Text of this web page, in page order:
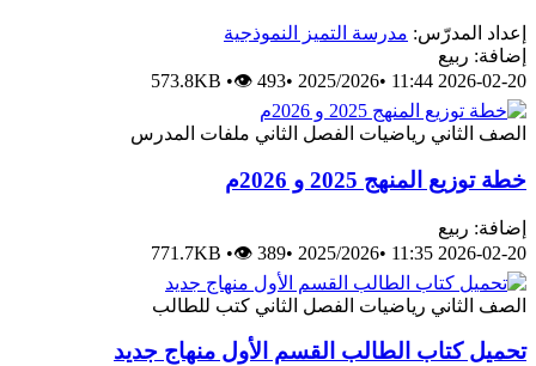
إعداد المدرّس: مدرسة التميز النموذجية
إضافة: ربيع
2026-02-20 11:44
•
2025/2026
•
573.8KB •👁 493
الصف الثاني رياضيات الفصل الثاني ملفات المدرس
خطة توزيع المنهج 2025 و 2026م
إضافة: ربيع
2026-02-20 11:35
•
2025/2026
•
771.7KB •👁 389
الصف الثاني رياضيات الفصل الثاني كتب للطالب
تحميل كتاب الطالب القسم الأول منهاج جديد